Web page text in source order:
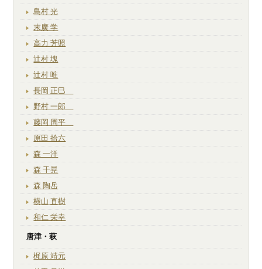
島村 光
末廣 学
高力 芳照
辻村 塊
辻村 唯
長岡 正巳
野村 一郎
藤岡 周平
原田 拾六
森 一洋
森 千晃
森 陶岳
横山 直樹
和仁 栄幸
唐津・萩
梶原 靖元